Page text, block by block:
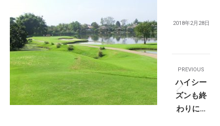
2018年2月28日
Post
Navigation
PREVIOUS
post:
ハイシー
ズンも終
わりに…